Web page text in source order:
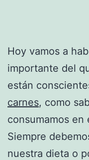
Hoy vamos a
importante del
están
carnes, como
consumamos en
Siempre
nuestra dieta o